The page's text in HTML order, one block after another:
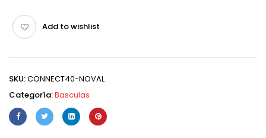
Add to wishlist
SKU:CONNECT40-NOVAL
Categoría:Basculas